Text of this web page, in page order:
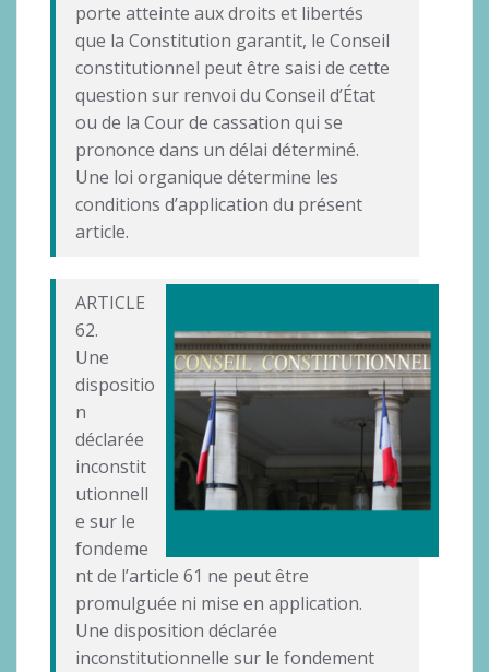
porte atteinte aux droits et libertés
que la Constitution garantit, le Conseil
constitutionnel peut être saisi de cette
question sur renvoi du Conseil d’État
ou de la Cour de cassation qui se
prononce dans un délai déterminé.
Une loi organique détermine les
conditions d’application du présent
article.
ARTICLE
62.
Une
dispositio
n
déclarée
inconstit
utionnell
e sur le
fondeme
nt de l’article 61 ne peut être
promulguée ni mise en application.
Une disposition déclarée
inconstitutionnelle sur le fondement